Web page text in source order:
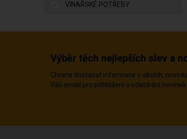
VINAŘSKÉ POTŘEBY
Výběr těch nejlepších slev a
Chcete dostávat informace o akcích,
Váš email pro přihlášení o odebírání novinek.